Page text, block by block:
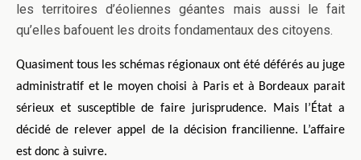
les territoires d’éoliennes géantes mais aussi le fait
qu’elles bafouent les droits fondamentaux des citoyens.
Quasiment tous les schémas régionaux ont été déférés au juge
administratif et le moyen choisi à Paris et à Bordeaux parait
sérieux et susceptible de faire jurisprudence. Mais l’État a
décidé de relever appel de la décision francilienne. L’affaire
est donc à suivre.